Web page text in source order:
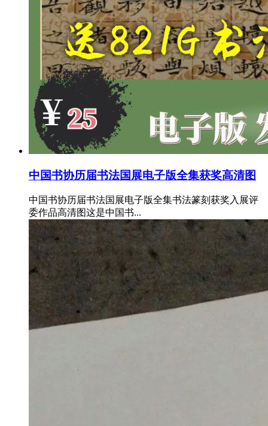
中国书协历届书法国展电子版全集获奖高清图
中国书协历届书法国展电子版全集书法篆刻获奖入展评
委作品高清图这是中国书...